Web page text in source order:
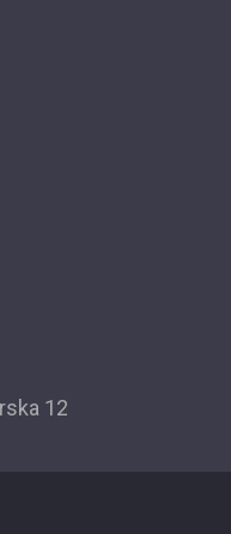
12